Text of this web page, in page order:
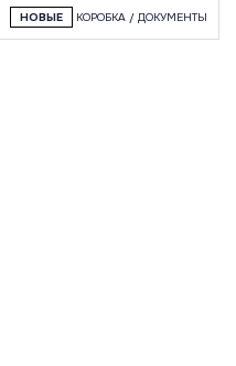
НОВЫЕ КОРОБКА / ДОКУМЕНТЫ